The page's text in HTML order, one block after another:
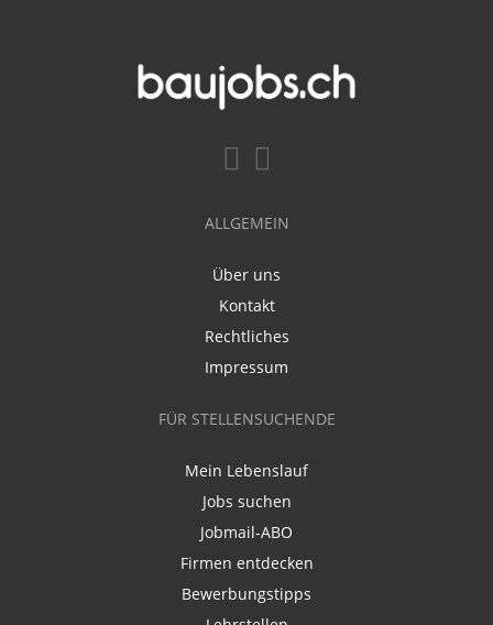
ALLGEMEIN
Über uns
Kontakt
Rechtliches
Impressum
FÜR STELLENSUCHENDE
Mein Lebenslauf
Jobs suchen
Jobmail-ABO
Firmen entdecken
Bewerbungstipps